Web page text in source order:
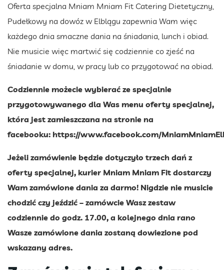
Oferta specjalna Mniam Mniam Fit Catering Dietetyczny,
Pudełkowy na dowóz w Elblągu zapewnia Wam więc
każdego dnia smaczne dania na śniadania, lunch i obiad.
Nie musicie więc martwić się codziennie co zjeść na
śniadanie w domu, w pracy lub co przygotować na obiad.
Codziennie możecie wybierać ze specjalnie
przygotowywanego dla Was menu oferty specjalnej,
która jest zamieszczana na stronie na
facebooku: https://www.facebook.com/
Jeżeli zamówienie będzie dotyczyło trzech dań z
oferty specjalnej, kurier Mniam Mniam Fit dostarczy
Wam zamówione dania za darmo! Nigdzie nie musicie
chodzić czy jeździć – zamówcie Wasz zestaw
codziennie do godz. 17.00, a kolejnego dnia rano
Wasze zamówione dania zostaną dowiezione pod
wskazany adres.